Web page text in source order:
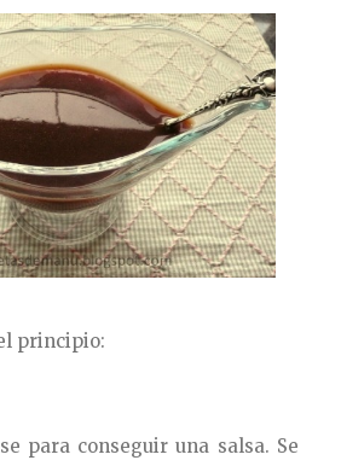
principio:
para conseguir una salsa. Se